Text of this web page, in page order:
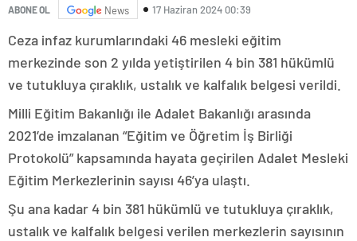
ABONE OL News 17 Haziran 2024 00:39
Ceza infaz kurumlarındaki 46 mesleki eğitim
merkezinde son 2 yılda yetiştirilen 4 bin 381 hükümlü
ve tutukluya çıraklık, ustalık ve kalfalık belgesi verildi.
Milli Eğitim Bakanlığı ile Adalet Bakanlığı arasında
2021’de imzalanan “Eğitim ve Öğretim İş Birliği
Protokolü” kapsamında hayata geçirilen Adalet Mesleki
Eğitim Merkezlerinin sayısı 46’ya ulaştı.
Şu ana kadar 4 bin 381 hükümlü ve tutukluya çıraklık,
ustalık ve kalfalık belgesi verilen merkezlerin sayısının